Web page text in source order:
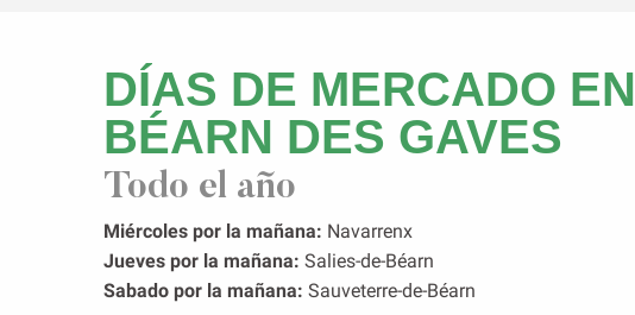
DÍAS DE MERCADO EN
BÉARN DES GAVES
Todo el año
Miércoles por la mañana: Navarrenx
Jueves por la mañana: Salies-de-Béarn
Sabado por la mañana: Sauveterre-de-Béarn